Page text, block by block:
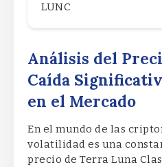
LUNC
Análisis del
Caída
en el Mercado
En el mundo de las
volatilidad es una
precio de Terra Luna